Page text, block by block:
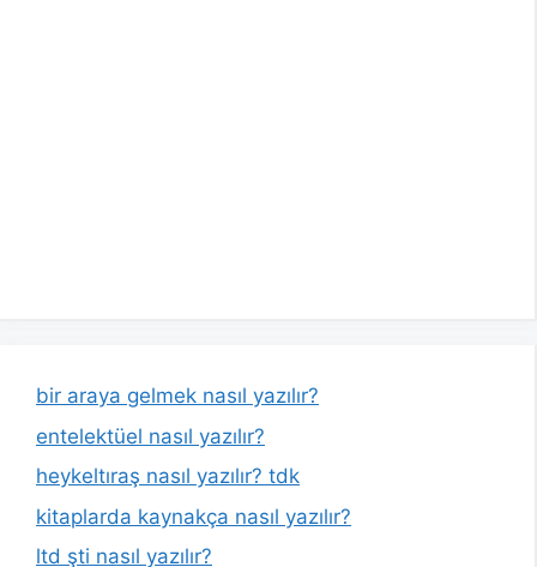
bir araya gelmek nasıl yazılır?
entelektüel nasıl yazılır?
heykeltıraş nasıl yazılır? tdk
kitaplarda kaynakça nasıl yazılır?
ltd şti nasıl yazılır?